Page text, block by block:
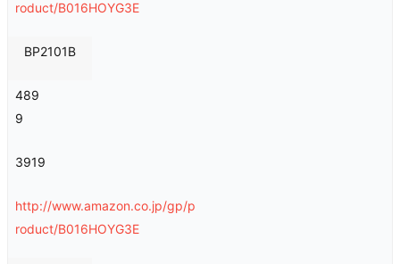
roduct/B016HOYG3E
BP2101B
489
9
3919
http://www.amazon.co.jp/gp/p
roduct/B016HOYG3E